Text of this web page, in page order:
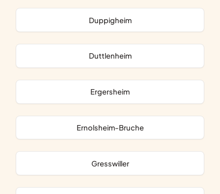
Duppigheim
Duttlenheim
Ergersheim
Ernolsheim-Bruche
Gresswiller